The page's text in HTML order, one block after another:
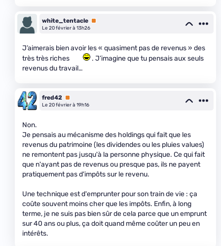
white_tentacle Premium
Le 20 février à 13h26
J’aimerais bien avoir les « quasiment pas de revenus » des
très très riches
. J’imagine que tu pensais aux seuls
revenus du travail…
fred42 Premium
Le 20 février à 19h16
Non.
Je pensais au mécanisme des holdings qui fait que les
revenus du patrimoine (les dividendes ou les pluies values)
ne remontent pas jusqu'à la personne physique. Ce qui fait
que n'ayant pas de revenus ou presque pas, ils ne payent
pratiquement pas d'impôts sur le revenu.
Une technique est d'emprunter pour son train de vie : ça
coûte souvent moins cher que les impôts. Enfin, à long
terme, je ne suis pas bien sûr de cela parce que un emprunt
sur 40 ans ou plus, ça doit quand même coûter un peu en
intérêts.